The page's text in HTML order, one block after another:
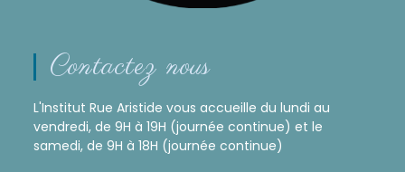
Contactez nous
L'Institut Rue Aristide vous accueille du lundi au
vendredi, de 9H à 19H (journée continue) et le
samedi, de 9H à 18H (journée continue)